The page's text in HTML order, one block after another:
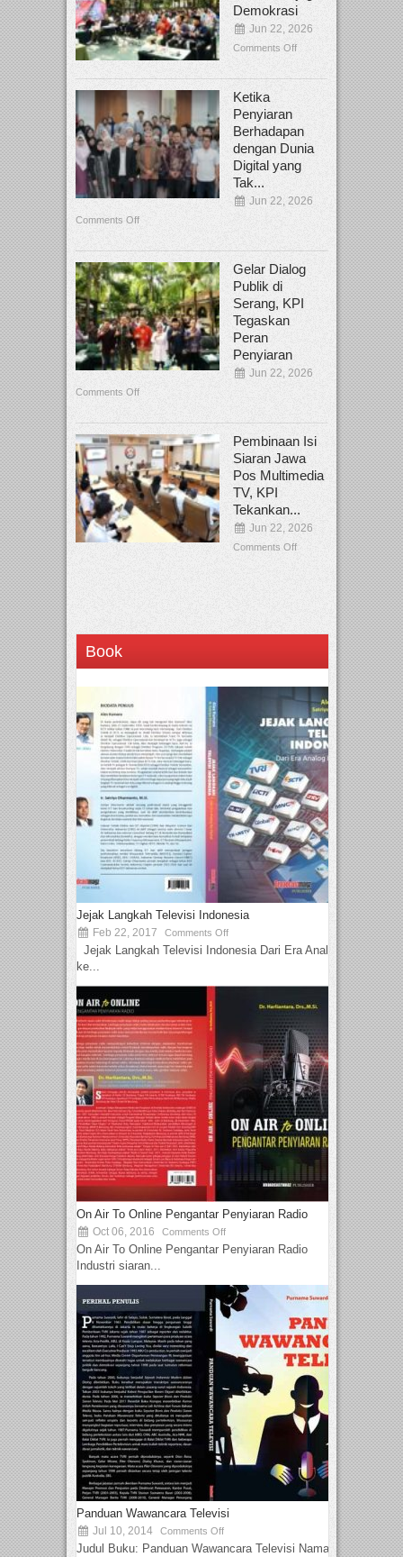
Demokrasi
Jun 22, 2026
Comments Off
Ketika
Penyiaran
Berhadapan
dengan Dunia
Digital yang
Tak...
Jun 22, 2026
Comments Off
Gelar Dialog
Publik di
Serang, KPI
Tegaskan
Peran
Penyiaran
Jun 22, 2026
Comments Off
Pembinaan Isi
Siaran Jawa
Pos Multimedia
TV, KPI
Tekankan...
Jun 22, 2026
Comments Off
Book
Jejak Langkah Televisi Indonesia
Feb 22, 2017 Comments Off
Jejak Langkah Televisi Indonesia Dari Era Analog
ke...
On Air To Online Pengantar Penyiaran Radio
Oct 06, 2016 Comments Off
On Air To Online Pengantar Penyiaran Radio
Industri siaran...
Panduan Wawancara Televisi
Jul 10, 2014 Comments Off
Judul Buku: Panduan Wawancara Televisi Nama